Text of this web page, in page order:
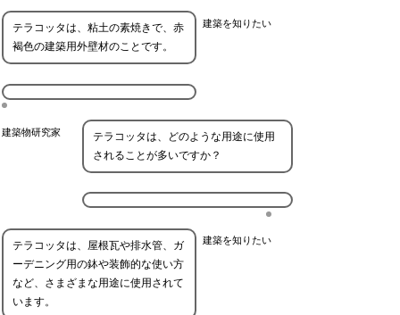
建築を知りたい
テラコッタは、粘土の素焼きで、赤
褐色の建築用外壁材のことです。
建築物研究家
テラコッタは、どのような用途に使用
されることが多いですか？
建築を知りたい
テラコッタは、屋根瓦や排水管、ガ
ーデニング用の鉢や装飾的な使い方
など、さまざまな用途に使用されて
います。